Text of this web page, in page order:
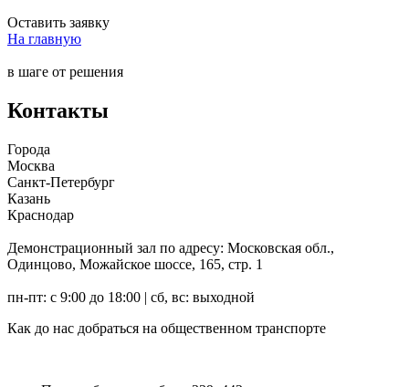
Оставить заявку
На главную
в шаге от решения
Контакты
Города
Москва
Санкт-Петербург
Казань
Краснодар
Демонстрационный зал по адресу: Московская обл.,
Одинцово, Можайское шоссе, 165, стр. 1
пн-пт: с 9:00 до 18:00 | сб, вс: выходной
Как до нас добраться на общественном транспорте